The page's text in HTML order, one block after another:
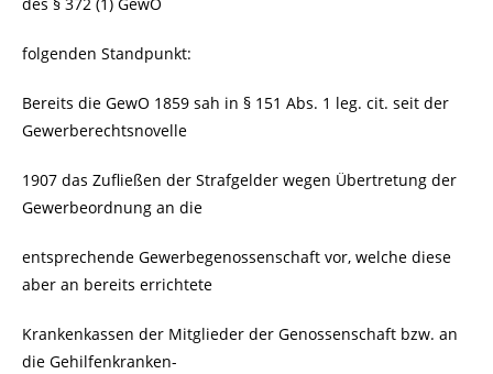
des § 372 (1) GewO
folgenden Standpunkt:
Bereits die GewO 1859 sah in § 151 Abs. 1 leg. cit. seit der
Gewerberechtsnovelle
1907 das Zufließen der Strafgelder wegen Übertretung der
Gewerbeordnung an die
entsprechende Gewerbegenossenschaft vor, welche diese
aber an bereits errichtete
Krankenkassen der Mitglieder der Genossenschaft bzw. an
die Gehilfenkranken-